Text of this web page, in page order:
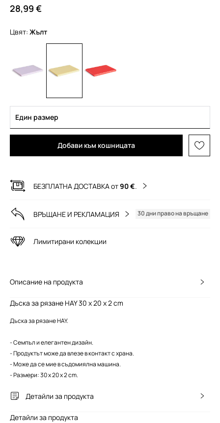
28,99 €
Цвят: жълт
Един размер
Добави към кошницата
БЕЗПЛАТНА ДОСТАВКА от90 €.
ВРЪЩАНЕ И РЕКЛАМАЦИЯ 30 дни право на връщане
Лимитирани колекции
Описание на продукта
Дъска за рязане HAY 30 x 20 x 2 cm
Дъска за рязане HAY.
- Семпъл и елегантен дизайн.
- Продуктът може да влезе в контакт с храна.
- Може да се мие в съдомиялна машина.
- Размери: 30 x 20 x 2 cm.
Детайли за продукта
Детайли за продукта